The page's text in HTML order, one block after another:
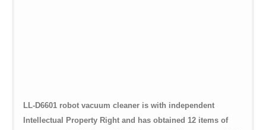
LL-D6601 robot vacuum cleaner is with independent
Intellectual Property Right and has obtained 12 items of